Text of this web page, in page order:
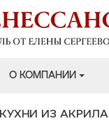
О КОМПАНИИ
КУХНИ ИЗ АКРИЛА